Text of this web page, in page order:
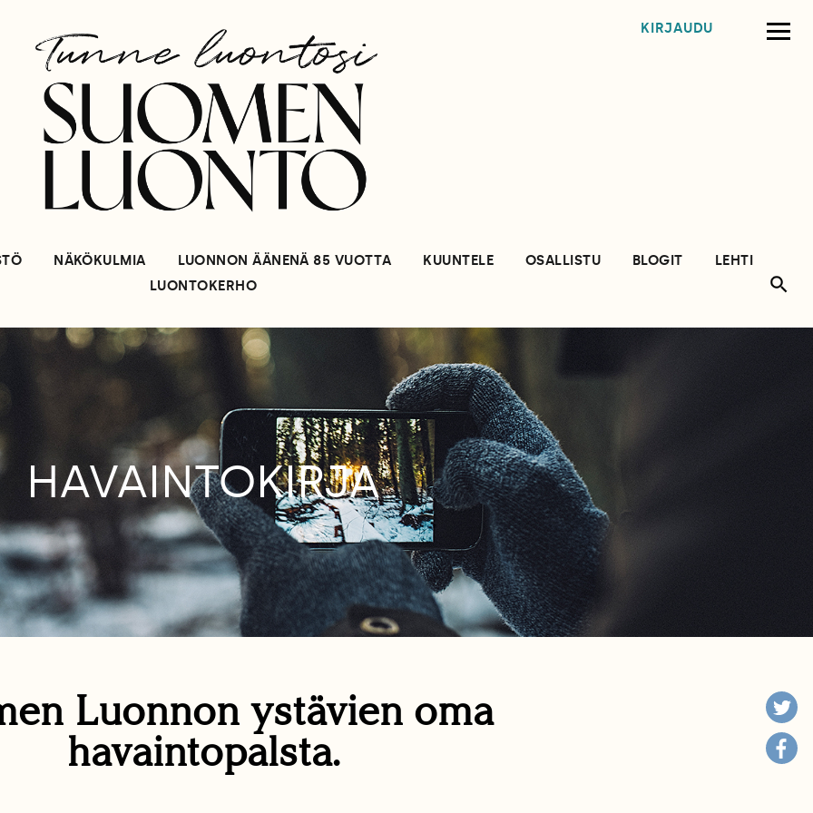
KIRJAUDU
NÄKÖKULMIA LUONNON ÄÄNENÄ 85 VUOTTA KUUNTELE OSALLISTU BLOGIT
LEHTI
LUONTOKERHO
HAVAINTOKIRJA
Luonnon ystävien oma
havaintopalsta.